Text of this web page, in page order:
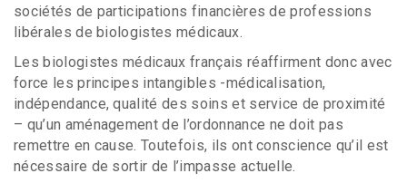
sociétés de participations financières de professions
libérales de biologistes médicaux.
Les biologistes médicaux français réaffirment donc avec
force les principes intangibles -médicalisation,
indépendance, qualité des soins et service de proximité
– qu’un aménagement de l’ordonnance ne doit pas
remettre en cause. Toutefois, ils ont conscience qu’il est
nécessaire de sortir de l’impasse actuelle.